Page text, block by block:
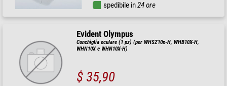
spedibile in24 ore
Evident Olympus
Conchiglia oculare (1 pz) (per WHSZ10x-H, WHB10X-H,
WHN10X e WHN10X-H)
$ 35,90